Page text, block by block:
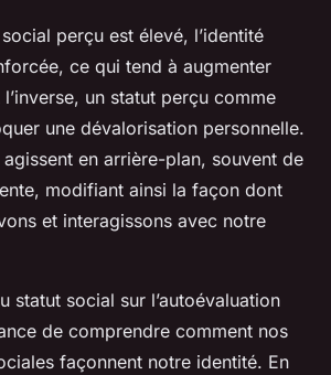
perçu est élevé, l’identité
ce qui tend à augmenter
l’inverse, un statut perçu comme
une dévalorisation personnelle.
agissent en arrière-plan, souvent de
modifiant ainsi la façon dont
et interagissons avec notre
statut social sur l’autoévaluation
de comprendre comment nos
façonnent notre identité. En